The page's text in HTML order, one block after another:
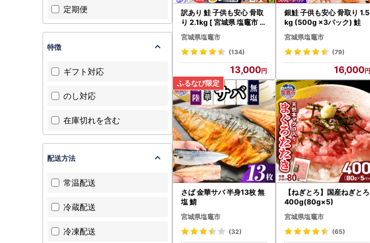
訳あり 鮭 子供も安心 骨取
り 2.1kg [ 宮城県 塩竈市 ]
鮭
宮城県塩竈市
(134)
13,000
銀鮭 子供も安心 骨取り 1.5
kg (500g ×3パック) 鮭
宮城県塩竈市
(79)
16,000
さば 金華サバ 半身13枚 無
塩 鯖
宮城県塩竈市
(32)
【ねぎとろ】国産ねぎとろ
400g(80g×5)
宮城県塩竈市
(65)
定期便
特徴
ギフト対応
のし対応
在庫切れを含む
配送方法
常温配送
冷蔵配送
冷凍配送